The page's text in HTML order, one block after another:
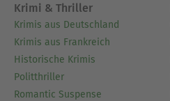
Krimi & Thriller
Krimis aus Deutschland
Krimis aus Frankreich
Historische Krimis
Politthriller
Romantic Suspense